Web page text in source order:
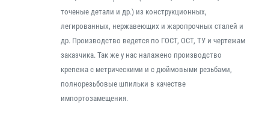
точеные детали и др.) из конструкционных,
легированных, нержавеющих и жаропрочных сталей и
др. Производство ведется по ГОСТ, ОСТ, ТУ и чертежам
заказчика. Так же у нас налажено производство
крепежа с метрическими и с дюймовыми резьбами,
полнорезьбовые шпильки в качестве
импортозамещения.